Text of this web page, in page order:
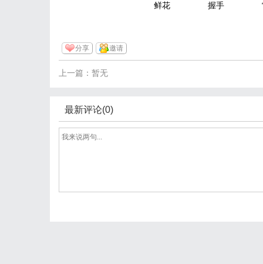
鲜花 握手
分享 邀请
上一篇：暂无
最新评论(0)